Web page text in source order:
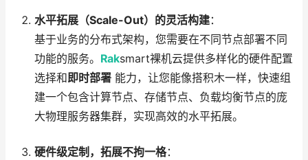
水平拓展（Scale-Out）的灵活构建：
基于业务的分布式架构，您需要在不同节点部署不同
功能的服务。 Raksmart裸机云提供多样化的硬件配置
选择和即时部署能力，让您能像搭积木一样，快速组
建一个包含计算节点、存储节点、负载均衡节点的庞
大物理服务器集群，实现高效的水平拓展。
硬件级定制，拓展不拘一格：